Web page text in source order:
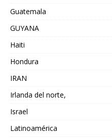
Guatemala
GUYANA
Haiti
Hondura
IRAN
Irlanda del norte,
Israel
Latinoamérica